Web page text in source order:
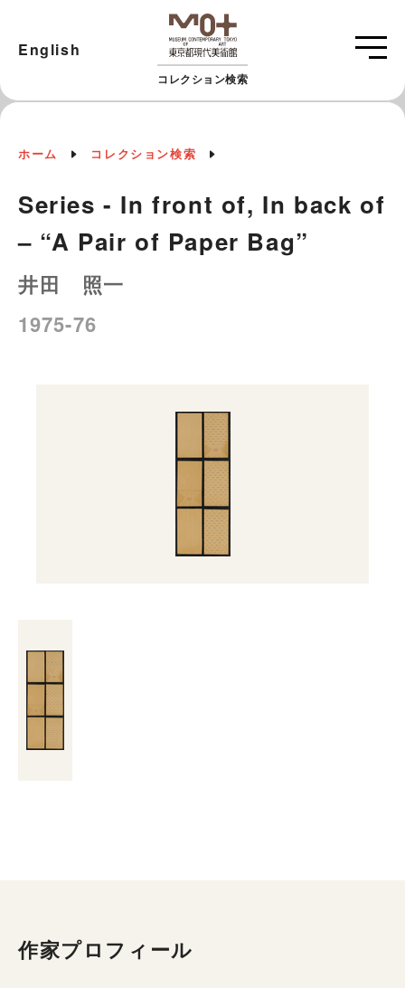
コレクション検索
English
ホーム コレクション検索
Series - In front of, In back of
– “A Pair of Paper Bag”
井田 照一
1975-76
作家プロフィール